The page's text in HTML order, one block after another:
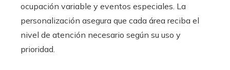
ocupación variable y eventos especiales. La
personalización asegura que cada área reciba el
nivel de atención necesario según su uso y
prioridad.